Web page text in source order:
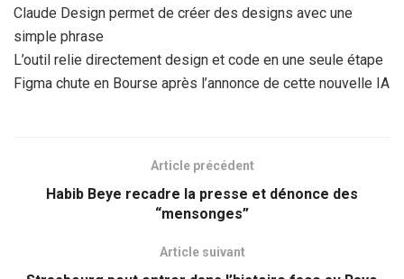
Claude Design permet de créer des designs avec une
simple phrase
L’outil relie directement design et code en une seule étape
Figma chute en Bourse après l’annonce de cette nouvelle IA
Article précédent
Habib Beye recadre la presse et dénonce des
“mensonges”
Article suivant